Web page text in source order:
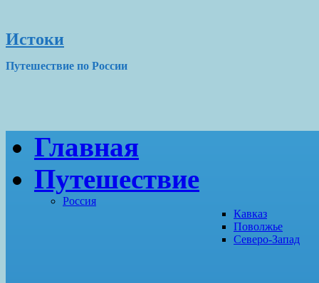
Истоки
Путешествие по России
Главная
Путешествие
Россия
Кавказ
Поволжье
Северо-Запад